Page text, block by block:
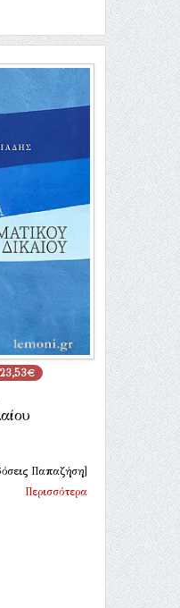
23,53€
Παπαζήση]
Περισσότερα